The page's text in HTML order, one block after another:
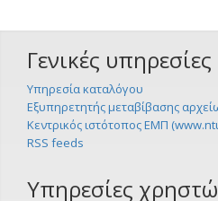
Γενικές υπηρεσίες
Υπηρεσία καταλόγου
Εξυπηρετητής μεταβίβασης
Κεντρικός ιστότοπος ΕΜΠ
RSS feeds
Υπηρεσίες